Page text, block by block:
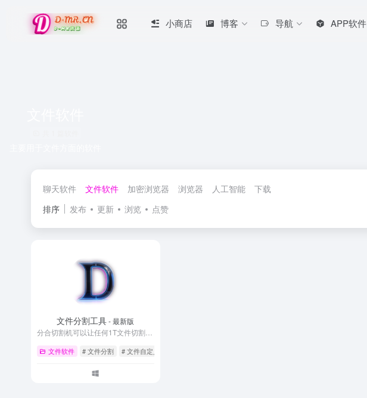
小商店 博客 导航 APP软件
聊天软件 文件软件 加密浏览器 浏览器 人工智能
下载
排序
发布 更新 浏览 点赞
文件分割工具- 最新版
文件软件 # 文件分割 # 文件自定义大小